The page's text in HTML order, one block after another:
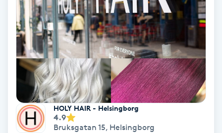
Spa manikyr & pedikyr
Spa-manikyr
Spa-pedikyr
Spraytan
Stylist
HOLY HAIR - Helsingborg
4.9
Bruksgatan 15, Helsingborg